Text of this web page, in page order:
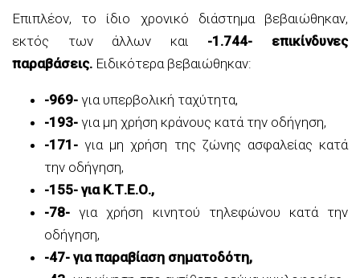
Επιπλέον, το ίδιο χρονικό διάστημα βεβαιώθηκαν,
εκτός των άλλων και -1.744- επικίνδυνες
παραβάσεις. Ειδικότερα βεβαιώθηκαν:
-969- για υπερβολική ταχύτητα,
-193- για μη χρήση κράνους κατά την οδήγηση,
-171-για μη χρήση της ζώνης ασφαλείας κατά
την οδήγηση,
-155- για Κ.Τ.Ε.Ο.,
-78-για χρήση κινητού τηλεφώνου κατά την
οδήγηση,
-47- για παραβίαση σηματοδότη,